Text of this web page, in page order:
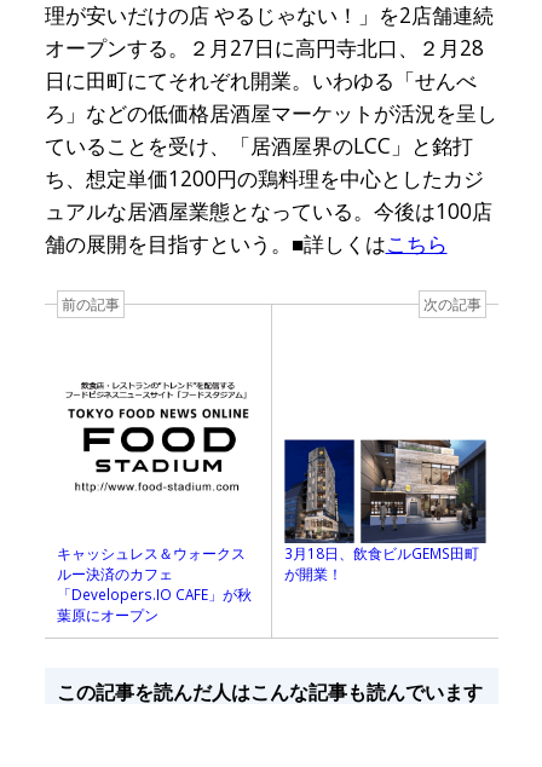
理が安いだけの店 やるじゃない！」を2店舗連続
オープンする。２月27日に高円寺北口、２月28
日に田町にてそれぞれ開業。いわゆる「せんべ
ろ」などの低価格居酒屋マーケットが活況を呈し
ていることを受け、「居酒屋界のLCC」と銘打
ち、想定単価1200円の鶏料理を中心としたカジ
ュアルな居酒屋業態となっている。今後は100店
舗の展開を目指すという。■詳しくはこちら
前の記事
キャッシュレス＆ウォークス
ルー決済のカフェ
「Developers.IO CAFE」が秋
葉原にオープン
次の記事
3月18日、飲食ビルGEMS田町
が開業！
この記事を読んだ人はこんな記事も読んでいます